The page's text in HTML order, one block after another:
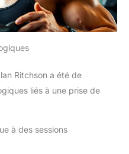
Ritchson a été de
liés à une prise de
à des sessions